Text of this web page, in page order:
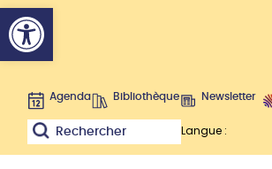
Ouvrir la barre d’outils
Agenda Bibliothèque Newsletter
Rechercher Langue :